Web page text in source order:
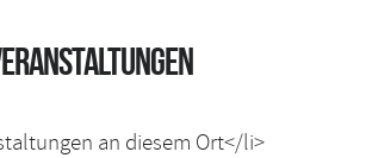
an diesem Ort</li>